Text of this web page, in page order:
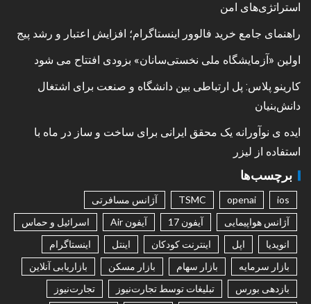
استراتژی‌های امن
راهنمای جامع خرید فالوور اینستاگرام؛ افزایش اعتبار و رشد پیج
اولین «آزمایشگاه ملی نخستی‌سانان» بزودی افتتاح می شود
کارینو پلاس: پل ارتباطی بین دانشگاه و صنعت برای اشتغال
دانش‌بنیان
ایده ی نوآورانه یک محقق ایرانی برای ساخت و ساز در ماه با
استفاده از لیزر
برچسب‌ها
ios
openai
TSMC
آژانس مسافرتی
آژانس هواپیمایی
آیفون 17 آیفون Air
اسرائیل و حماس
انویدیا
اپل اینترنت کودکان اینتل
اینستاگرام
بازار سرمایه
بازار سهام بازار مسکن
بازاریابی آنلاین
بازدهی بورس
تبلیغات توسط تجارت‌نیوز
تجارت‌نیوز